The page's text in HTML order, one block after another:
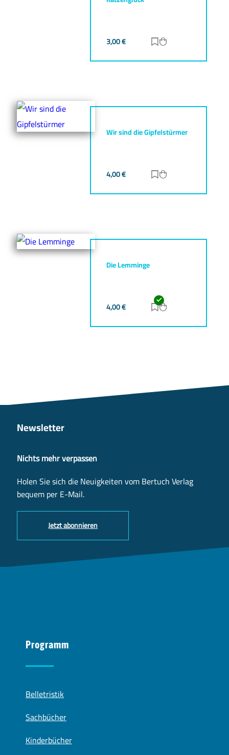
3,00€ Zur Merkliste
Wir sind die Gipfelstürmer
4,00€ Zur Merkliste
Die Lemminge
4,00€ Zur Merkliste
Newsletter
Nichts mehr verpassen
Holen Sie sich die Neuigkeiten vom Bertuch Verlag
bequem per E-Mail.
Jetzt abonnieren
Programm
Belletristik
Sachbücher
Kinderbücher